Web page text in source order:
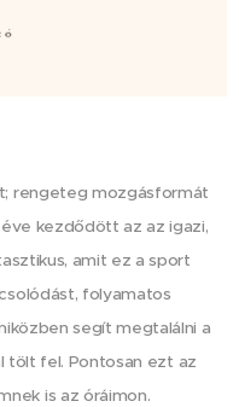
rengeteg mozgásformát
kezdődött az az igazi,
amit ez a sport
folyamatos
segít megtalálni a
tölt fel. Pontosan ezt az
is az óráimon.